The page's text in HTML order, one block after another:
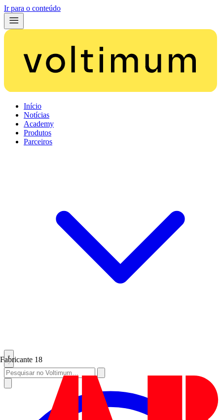
Ir para o conteúdo
Início
Notícias
Academy
Produtos
Parceiros
Fabricante 18